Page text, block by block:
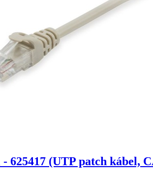
625417 (UTP patch kábel,